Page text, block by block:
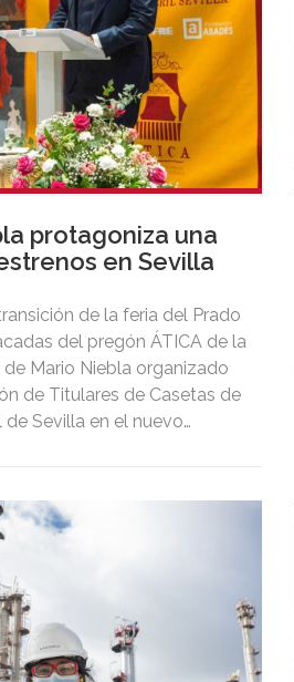
protagoniza una
en Sevilla
de la feria del Prado
del pregón ÁTICA de la
de Mario Niebla organizado
de Titulares de Casetas de
de Sevilla en el nuevo